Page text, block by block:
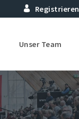
Registrieren
Unser Team